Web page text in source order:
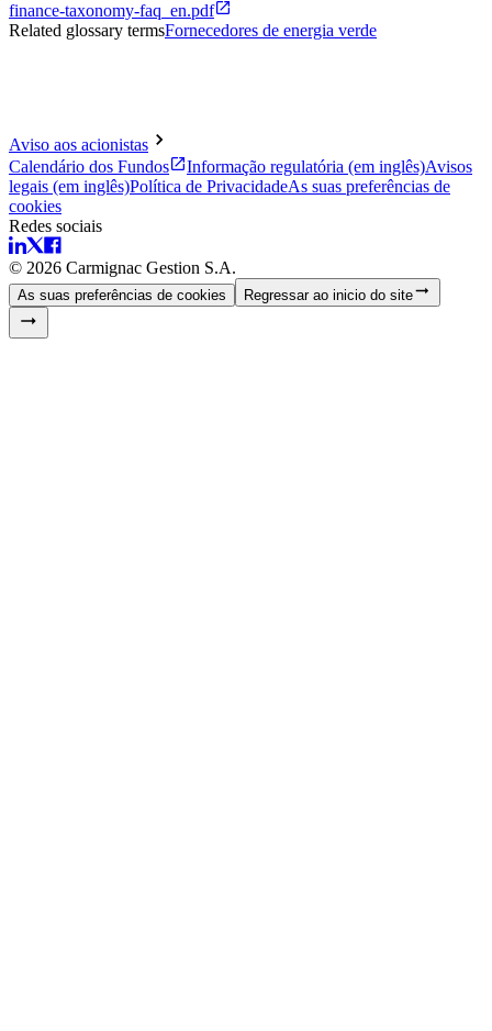
finance-taxonomy-faq_en.pdf
Related glossary termsFornecedores de energia verde
Aviso aos acionistas
Calendário dos Fundos
Informação regulatória (em inglês)Avisos
legais (em inglês)Política de PrivacidadeAs suas preferências de
cookies
Redes sociais
© 2026 Carmignac Gestion S.A.
As suas preferências de cookies Regressar ao inicio do site